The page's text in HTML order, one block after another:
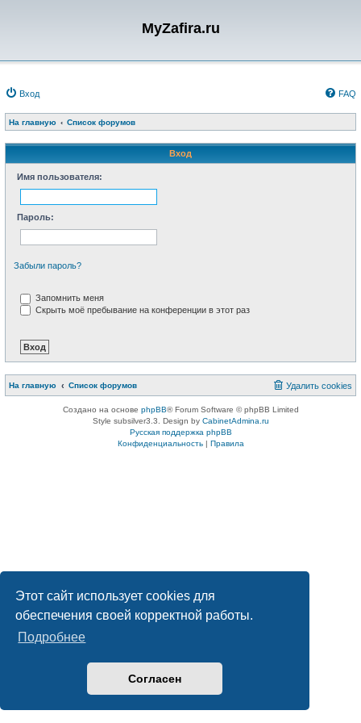
Этот сайт использует cookies для
обеспечения своей корректной работы.
Подробнее
Согласен
MyZafira.ru
Вход FAQ
На главную Список форумов
Вход
Имя пользователя:
Пароль:
Забыли пароль?
Запомнить меня
Скрыть моё пребывание на конференции в этот раз
На главную Список форумов Удалить cookies
Создано на основе phpBB® Forum Software © phpBB Limited
Style subsilver3.3. Design by CabinetAdmina.ru
Русская поддержка phpBB
Конфиденциальность| Правила